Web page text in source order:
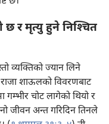
छ र मृत्यु हुने निश्‍चित
व्यक्‍तिको ज्यान लिने
शाऊलको विवरणबाट
चोट लागेको थियो र
जीवन अन्त गरिदिन तिनले